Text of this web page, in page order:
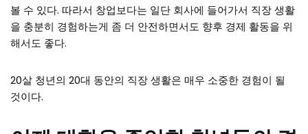
볼 수 있다. 따라서 창업보다는 일단 회사에 들어가서 직장 생활
을 충분히 경험하는게 좀 더 안전하면서도 향후 경제 활동을 위
해서도 좋다.
20살 청년의 20대 동안의 직장 생활은 매우 소중한 경험이 될
것이다.